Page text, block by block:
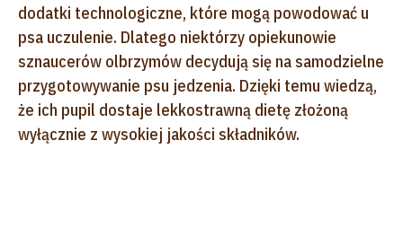
dodatki technologiczne, które mogą powodować u
psa uczulenie. Dlatego niektórzy opiekunowie
sznaucerów olbrzymów decydują się na samodzielne
przygotowywanie psu jedzenia. Dzięki temu wiedzą,
że ich pupil dostaje lekkostrawną dietę złożoną
wyłącznie z wysokiej jakości składników.